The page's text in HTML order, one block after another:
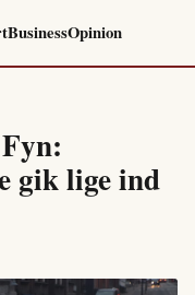
BusinessOpinion
gik lige ind